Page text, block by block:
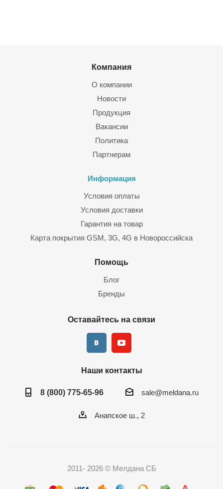
Компания
О компании
Новости
Продукция
Вакансии
Политика
Партнерам
Информация
Условия оплаты
Условия доставки
Гарантия на товар
Карта покрытия GSM, 3G, 4G в Новороссийска
Помощь
Блог
Бренды
Оставайтесь на связи
Наши контакты
8 (800) 775-65-96 sale@meldana.ru
Анапское ш., 2
2011- 2026 © Мелдана СБ